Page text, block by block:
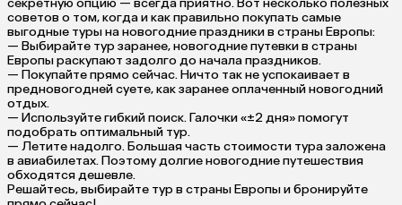
секретную опцию — всегда приятно. Вот несколько полезных
советов о том, когда и как правильно покупать самые
выгодные туры на новогодние праздники в cтраны Европы:
— Выбирайте тур заранее, новогодние путевки в cтраны
Европы раскупают задолго до начала праздников.
— Покупайте прямо сейчас. Ничто так не успокаивает в
предновогодней суете, как заранее оплаченный новогодний
отдых.
— Используйте гибкий поиск. Галочки «±2 дня» помогут
подобрать оптимальный тур.
— Летите надолго. Большая часть стоимости тура заложена
в авиабилетах. Поэтому долгие новогодние путешествия
обходятся дешевле.
Решайтесь, выбирайте тур в cтраны Европы и бронируйте